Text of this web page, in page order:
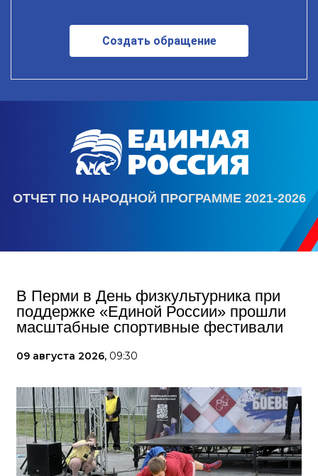
Создать обращение
ОТЧЕТ ПО НАРОДНОЙ ПРОГРАММЕ 2021-2026
В Перми в День физкультурника при
поддержке «Единой России» прошли
масштабные спортивные фестивали
09 августа 2026, 09:30